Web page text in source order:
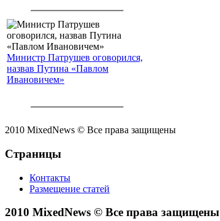
Министр Патрушев оговорился,
назвав Путина «Павлом
Ивановичем»
2010 MixedNews © Все права защищены
Страницы
Контакты
Размещение статей
2010 MixedNews © Все права защищены